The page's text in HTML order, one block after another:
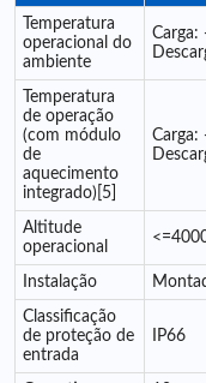
Temperatura
operacional do
ambiente
Carga:
Temperatura
de operação
(com módulo
de
aquecimento
integrado)[5]
Carga:
Altitude
operacional
Instalação
Classificação
de proteção de
entrada
IP66